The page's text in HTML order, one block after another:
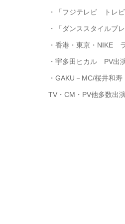
・「フジテレビ トレ
・「ダンススタイルブ
・香港・東京・NIKE
・宇多田ヒカル PV出
・GAKU－MC/桜井和
TV・CM・PV他多数出